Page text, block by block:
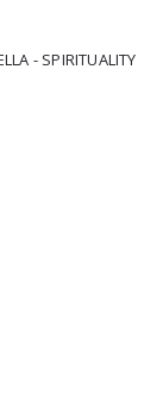
- SPIRITUALITY